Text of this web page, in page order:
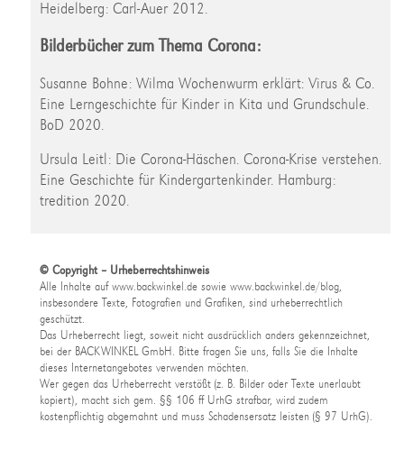
Heidelberg: Carl-Auer 2012.
Bilderbücher zum Thema Corona:
Susanne Bohne: Wilma Wochenwurm erklärt: Virus & Co.
Eine Lerngeschichte für Kinder in Kita und Grundschule.
BoD 2020.
Ursula Leitl: Die Corona-Häschen. Corona-Krise verstehen.
Eine Geschichte für Kindergartenkinder. Hamburg:
tredition 2020.
© Copyright – Urheberrechtshinweis
Alle Inhalte auf www.backwinkel.de sowie www.backwinkel.de/blog,
insbesondere Texte, Fotografien und Grafiken, sind urheberrechtlich
geschützt.
Das Urheberrecht liegt, soweit nicht ausdrücklich anders gekennzeichnet,
bei der BACKWINKEL GmbH. Bitte fragen Sie uns, falls Sie die Inhalte
dieses Internetangebotes verwenden möchten.
Wer gegen das Urheberrecht verstößt (z. B. Bilder oder Texte unerlaubt
kopiert), macht sich gem. §§ 106 ff UrhG strafbar, wird zudem
kostenpflichtig abgemahnt und muss Schadensersatz leisten (§ 97 UrhG).